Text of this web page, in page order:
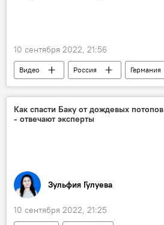
10 сентября 2022, 21:56
Видео Россия
Германия
Газ
Рецессия
Как спасти Баку от дождевых потопов
- отвечают эксперты
Зульфия Гулуева
10 сентября 2022, 21:25